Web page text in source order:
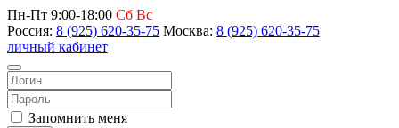
Пн-Пт 9:00-18:00 Сб Вс
Россия: 8 (925) 620-35-75 Москва: 8 (925) 620-35-75
личный кабинет
Запомнить меня